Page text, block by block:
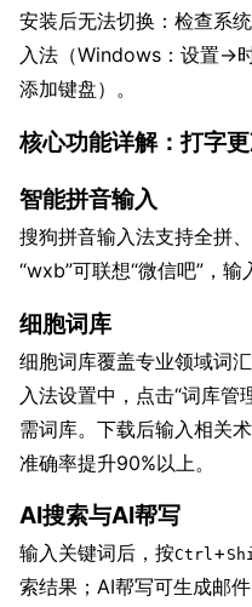
安装后无法切换：检查系
入法（Windows：设置
添加键盘）。
核心功能详解：打字
智能拼音输入
搜狗拼音输入法支持全拼
“wxb”可联想“微信吧”，输
细胞词库
细胞词库覆盖专业领域词
入法设置中，点击“词库管
需词库。下载后输入相关
准确率提升90%以上。
AI搜索与AI帮写
输入关键词后，按Ctrl+
索结果；AI帮写可生成邮